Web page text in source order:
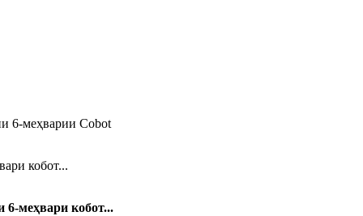
кобот...
меҳвари кобот...